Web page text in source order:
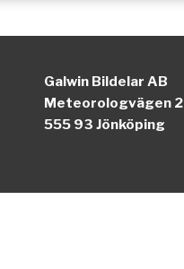
Galwin Bildelar AB
Meteorologvägen 2
555 93 Jönköping